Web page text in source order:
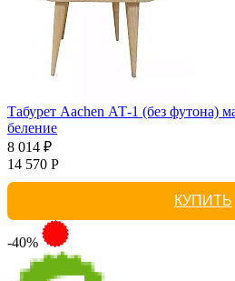
Табурет Aachen АТ-1 (без футона)
беление
8 014 ₽
14 570 Р
КУПИТЬ
-40%